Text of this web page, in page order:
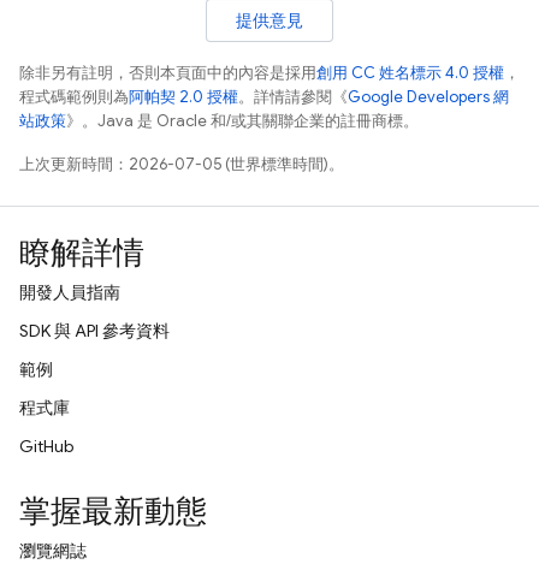
提供意見
除非另有註明，否則本頁面中的內容是採用創用 CC 姓名標示 4.0 授權 ，
程式碼範例則為阿帕契 2.0 授權。詳情請參閱《Google Developers 網
站政策》。Java 是 Oracle 和/或其關聯企業的註冊商標。
上次更新時間：2026-07-05 (世界標準時間)。
瞭解詳情
開發人員指南
SDK 與 API 參考資料
範例
程式庫
GitHub
掌握最新動態
瀏覽網誌